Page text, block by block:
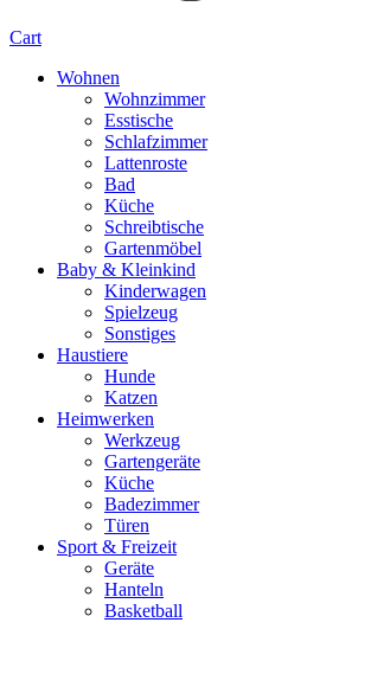
Cart
Wohnen
Wohnzimmer
Esstische
Schlafzimmer
Lattenroste
Bad
Küche
Schreibtische
Gartenmöbel
Baby & Kleinkind
Kinderwagen
Spielzeug
Sonstiges
Haustiere
Hunde
Katzen
Heimwerken
Werkzeug
Gartengeräte
Küche
Badezimmer
Türen
Sport & Freizeit
Geräte
Hanteln
Basketball